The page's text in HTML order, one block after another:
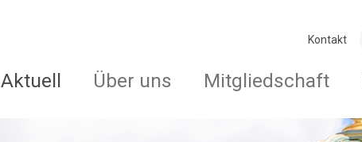
Kontakt
Aktuell Über uns Mitgliedschaft